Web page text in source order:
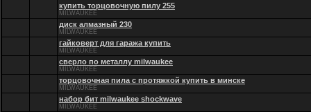
купить торцовочную пилу 255
MILWAUKEE
диск алмазный 230
MILWAUKEE
гайковерт для гаража купить
MILWAUKEE
сверло по металлу milwaukee
MILWAUKEE
торцовочная пила с протяжкой купить в минске
MILWAUKEE
набор бит milwaukee shockwave
MILWAUKEE